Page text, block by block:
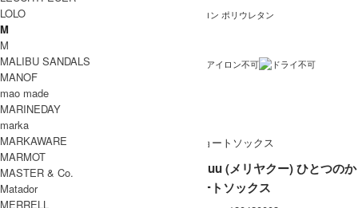
コットン ポリエステル 麻 ナイロン ポリウレタン
洗濯表記
裏地 / 透け感
備考
meri ja kuu (メリヤクー) ひとつのか
ご ショートソックス
LOLO
M
M
MALIBU SANDALS
MANOF
mao made
MARINEDAY
marka
MARKAWARE
MARMOT
MASTER & Co.
Matador
MERRELL